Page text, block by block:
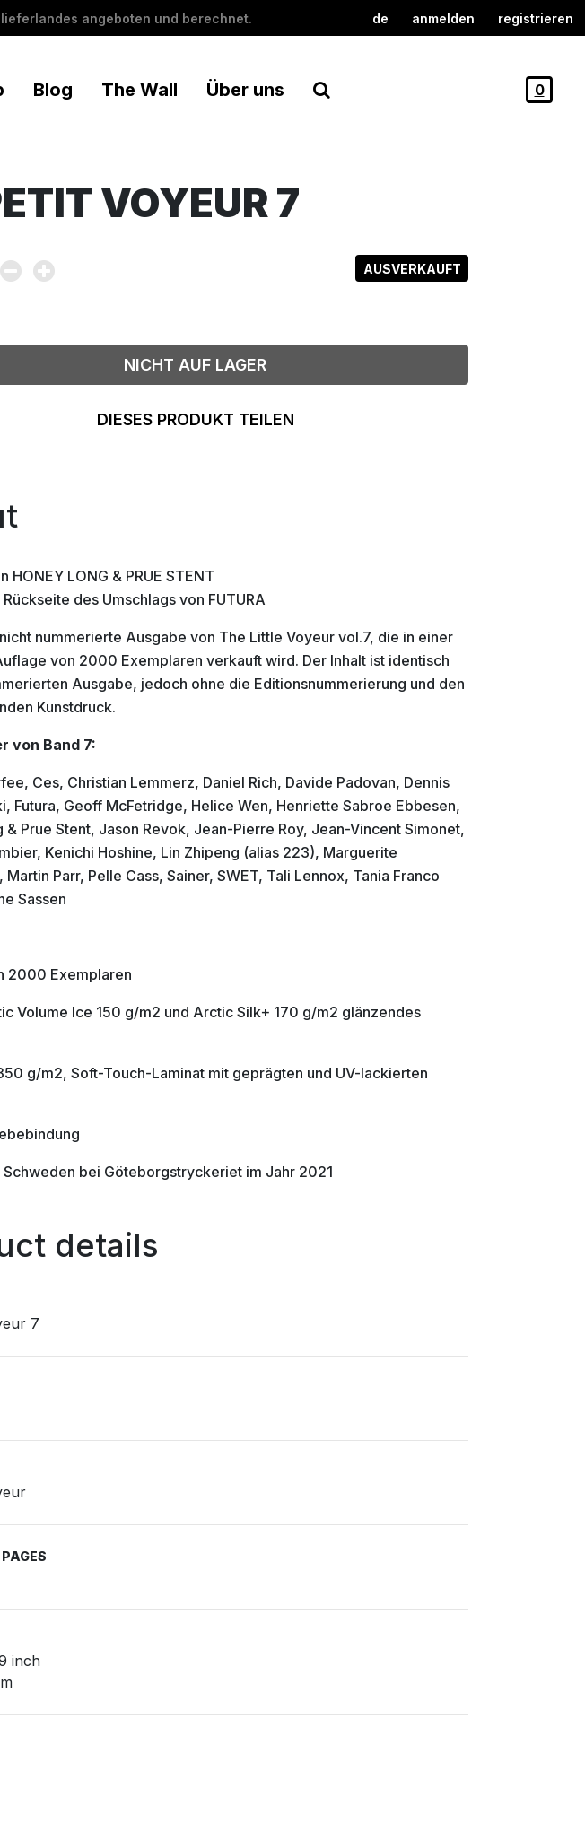
angeboten und berechnet. de anmelden registrieren
Blog The Wall Über uns 0
VOYEUR 7
AUSVERKAUFT
NICHT AUF LAGER
DIESES PRODUKT TEILEN
HONEY LONG & PRUE STENT
des Umschlags von FUTURA
nummerierte Ausgabe von The Little Voyeur vol.7, die in einer
von 2000 Exemplaren verkauft wird. Der Inhalt ist identisch
Ausgabe, jedoch ohne die Editionsnummerierung und den
Kunstdruck.
von Band 7:
Ces, Christian Lemmerz, Daniel Rich, Davide Padovan, Dennis
Futura, Geoff McFetridge, Helice Wen, Henriette Sabroe Ebbesen,
& Prue Stent, Jason Revok, Jean-Pierre Roy, Jean-Vincent Simonet,
Kenichi Hoshine, Lin Zhipeng (alias 223), Marguerite
Martin Parr, Pelle Cass, Sainer, SWET, Tali Lennox, Tania Franco
Sassen
2000 Exemplaren
Volume Ice 150 g/m2 und Arctic Silk+ 170 g/m2 glänzendes
g/m2, Soft-Touch-Laminat mit geprägten und UV-lackierten
Schweden bei Göteborgstryckeriet im Jahr 2021
details
7
inch